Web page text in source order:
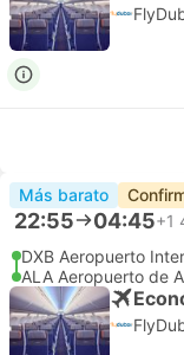
Más barato
22:55 04:45+1
DXB Aeropuerto
ALA Aeropuerto de